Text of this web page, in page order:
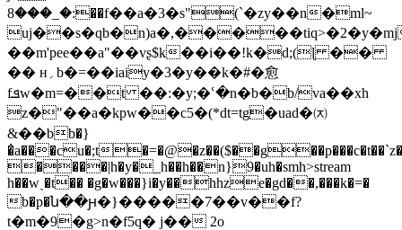
:�_���8��f��a�3�s"(`�zy��n�ml~
��m'pee��a"��vʂ$k��i��!k�d;(ɭ ��
�� ʜ؍b�=��iaiy�3�y��k�#�愈
fܦw�m=��t ��:�y;�ՙ�n�b�b/va��xh
z�"��a�kpw��c5�(*dt=tg�uad�㈈
&��bb�}
�̓a���cu�;t
����|h�y�_h��h��n}9�uh�smh>stream
h��wˎ�t�� �g�w���}i�y��hhze�gd��,���k�=�
b�p�ն��ԩ�}�����7��v��f?
t�m�9�g>n�f5q� j�� 2o